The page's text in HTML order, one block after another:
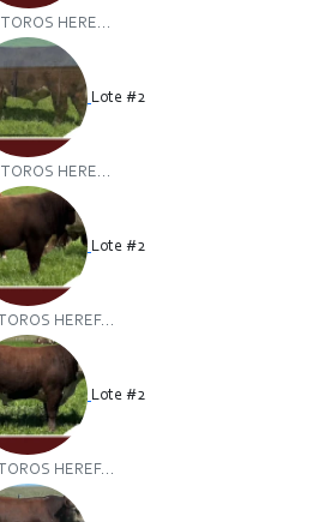
TOROS HERE...
Lote #2
TOROS HERE...
Lote #2
TOROS HEREF...
Lote #2
TOROS HEREF...